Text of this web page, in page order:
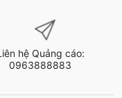
hệ Quảng cáo:
0963888883